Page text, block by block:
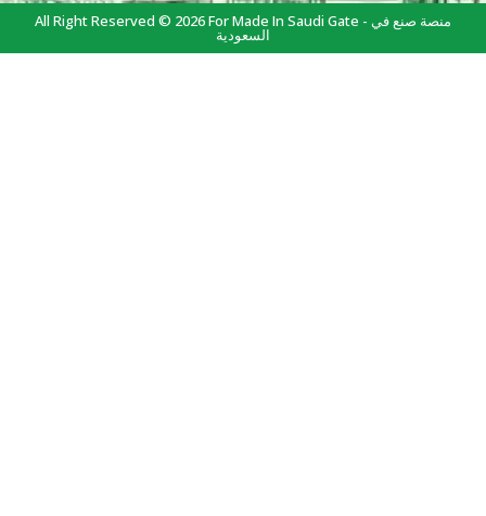
All Right Reserved © 2026 For Made In Saudi Gate - منصة صنع في
السعودية